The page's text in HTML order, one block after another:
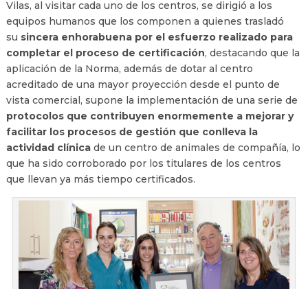
Vilas, al visitar cada uno de los centros, se dirigió a los
equipos humanos que los componen a quienes trasladó
su sincera enhorabuena por el esfuerzo realizado para
completar el proceso de certificación, destacando que la
aplicación de la Norma, además de dotar al centro
acreditado de una mayor proyección desde el punto de
vista comercial, supone la implementación de una serie de
protocolos que contribuyen enormemente a mejorar y
facilitar los procesos de gestión que conlleva la
actividad clínicade un centro de animales de compañía, lo
que ha sido corroborado por los titulares de los centros
que llevan ya más tiempo certificados.